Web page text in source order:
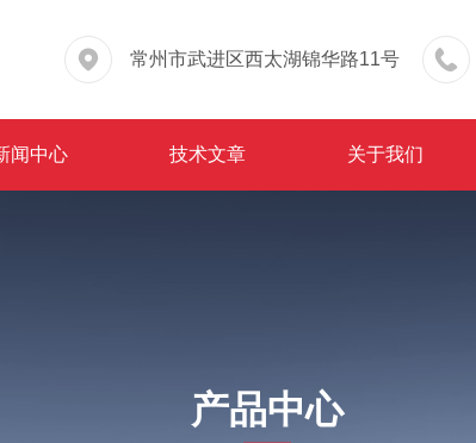
常州市武进区西太湖锦华路11号
闻中心 技术文章 关于我们
产品中心